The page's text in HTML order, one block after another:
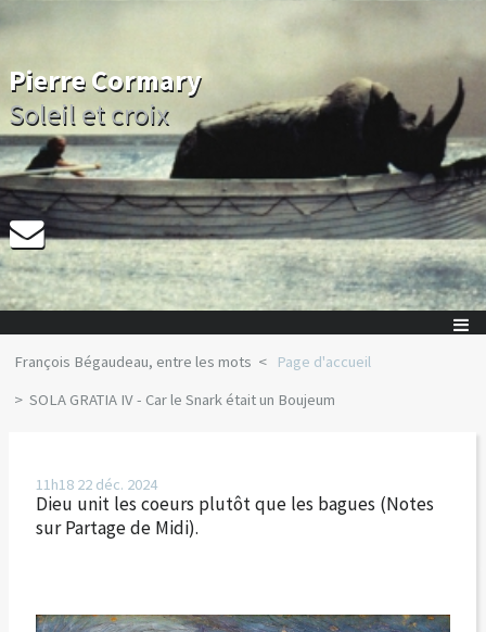
Pierre Cormary
Soleil et croix
François Bégaudeau, entre les mots
Page d'accueil
SOLA GRATIA IV - Car le Snark était un Boujeum
11h18 22 déc. 2024
Dieu unit les coeurs plutôt que les bagues (Notes
sur Partage de Midi).